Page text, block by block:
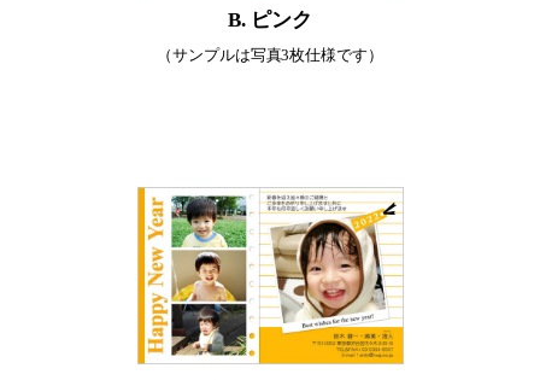
B. ピンク
（サンプルは写真3枚仕様です）